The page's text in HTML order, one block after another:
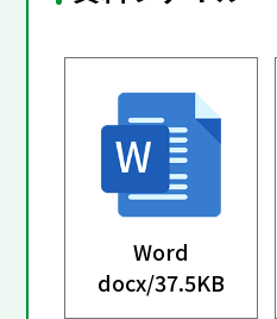
Word
docx/37.5KB